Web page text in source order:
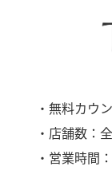
・無料カウ
・店舗数：
・営業時間